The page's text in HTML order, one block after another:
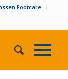
Footcare